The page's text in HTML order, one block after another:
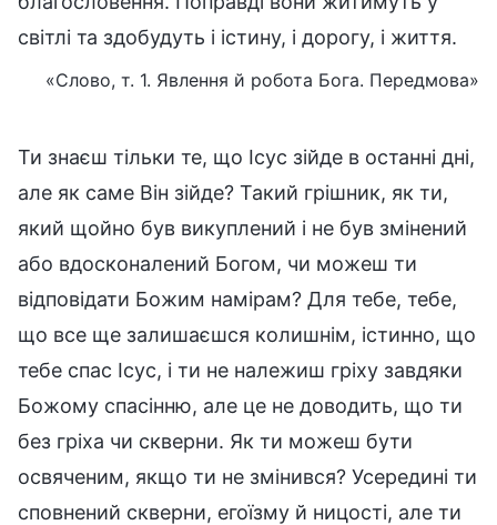
світлі та здобудуть і істину, і дорогу, і життя.
«Слово, т. 1. Явлення й робота Бога. Передмова»
Ти знаєш тільки те, що Ісус зійде в останні дні,
але як саме Він зійде? Такий грішник, як ти,
який щойно був викуплений і не був змінений
або вдосконалений Богом, чи можеш ти
відповідати Божим намірам? Для тебе, тебе,
що все ще залишаєшся колишнім, істинно, що
тебе спас Ісус, і ти не належиш гріху завдяки
Божому спасінню, але це не доводить, що ти
без гріха чи скверни. Як ти можеш бути
освяченим, якщо ти не змінився? Усередині ти
сповнений скверни, егоїзму й ницості, але ти